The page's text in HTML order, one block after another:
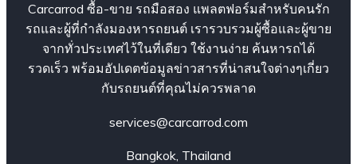
Carcarrod ซื้อ-ขาย รถมือสอง แพลตฟอร์มสำหรับคนรัก
รถและผู้ที่กำลังมองหารถยนต์ เรารวบรวมผู้ซื้อและผู้ขาย
จากทั่วประเทศไว้ในที่เดียว ใช้งานง่าย ค้นหารถได้
รวดเร็ว พร้อมอัปเดตข้อมูลข่าวสารที่น่าสนใจต่างๆเกี่ยว
กับรถยนต์ที่คุณไม่ควรพลาด
services@carcarrod.com
Bangkok, Thailand